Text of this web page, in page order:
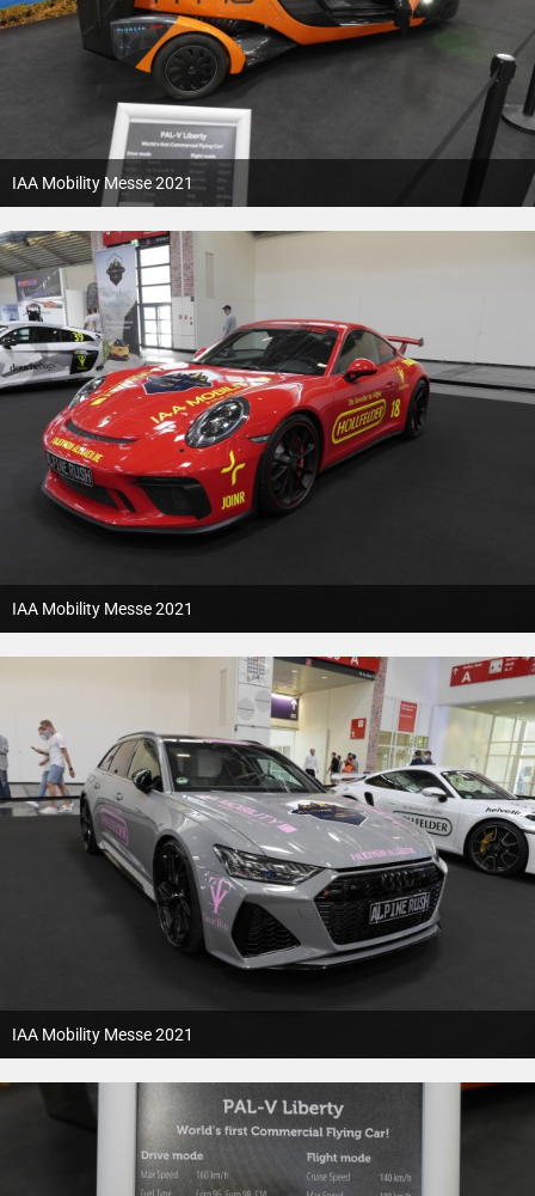
IAA Mobility Messe 2021
12. Oktober 2021
IAA Mobility Messe 2021
12. Oktober 2021
IAA Mobility Messe 2021
12. Oktober 2021